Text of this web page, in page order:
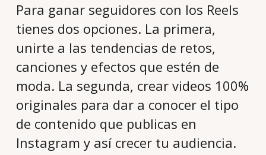
Para ganar seguidores con los Reels
tienes dos opciones. La primera,
unirte a las tendencias de retos,
canciones y efectos que estén de
moda. La segunda, crear videos 100%
originales para dar a conocer el tipo
de contenido que publicas en
Instagram y así crecer tu audiencia.